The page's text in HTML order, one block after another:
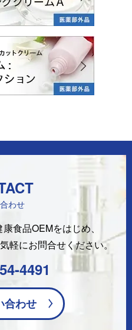
わせ
食品OEMをはじめ、
軽にお問合せください。
4491
合わせ